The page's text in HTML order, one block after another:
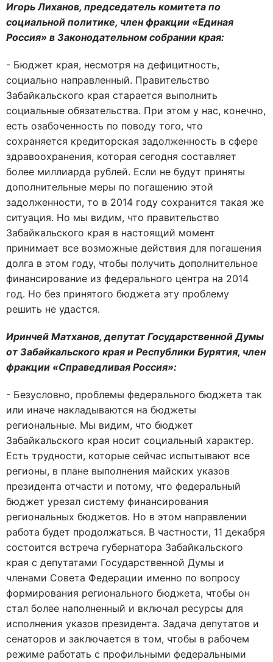
Игорь Лиханов, председатель комитета по
социальной политике, член фракции «Единая
Россия» в Законодательном собрании края:
- Бюджет края, несмотря на дефицитность,
социально направленный. Правительство
Забайкальского края старается выполнить
социальные обязательства. При этом у нас, конечно,
есть озабоченность по поводу того, что
сохраняется кредиторская задолженность в сфере
здравоохранения, которая сегодня составляет
более миллиарда рублей. Если не будут приняты
дополнительные меры по погашению этой
задолженности, то в 2014 году сохранится такая же
ситуация. Но мы видим, что правительство
Забайкальского края в настоящий момент
принимает все возможные действия для погашения
долга в этом году, чтобы получить дополнительное
финансирование из федерального центра на 2014
год. Но без принятого бюджета эту проблему
решить не удастся.
Иринчей Матханов, депутат Государственной Думы
от Забайкальского края и Республики Бурятия, член
фракции «Справедливая Россия»:
- Безусловно, проблемы федерального бюджета так
или иначе накладываются на бюджеты
региональные. Мы видим, что бюджет
Забайкальского края носит социальный характер.
Есть трудности, которые сейчас испытывают все
регионы, в плане выполнения майских указов
президента отчасти и потому, что федеральный
бюджет урезал систему финансирования
региональных бюджетов. Но в этом направлении
работа будет продолжаться. В частности, 11 декабря
состоится встреча губернатора Забайкальского
края с депутатами Государственной Думы и
членами Совета Федерации именно по вопросу
формирования регионального бюджета, чтобы он
стал более наполненный и включал ресурсы для
исполнения указов президента. Задача депутатов и
сенаторов и заключается в том, чтобы в рабочем
режиме работать с профильными федеральными